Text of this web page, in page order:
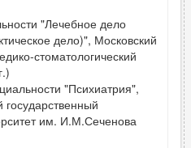
"Лечебное дело
дело)", Московский
стоматологический
"Психиатрия",
им. И.М.Сеченова